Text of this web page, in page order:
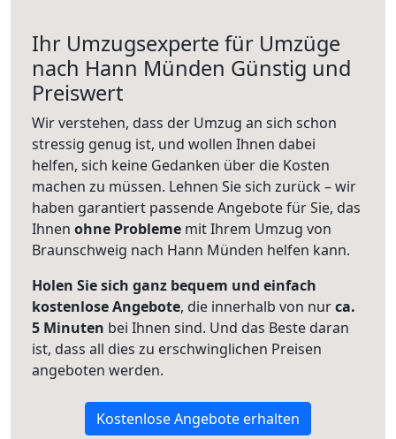
Ihr Umzugsexperte für Umzüge
nach Hann Münden Günstig und
Preiswert
Wir verstehen, dass der Umzug an sich schon
stressig genug ist, und wollen Ihnen dabei
helfen, sich keine Gedanken über die Kosten
machen zu müssen. Lehnen Sie sich zurück – wir
haben garantiert passende Angebote für Sie, das
Ihnen ohne Probleme mit Ihrem Umzug von
Braunschweig nach Hann Münden helfen kann.
Holen Sie sich ganz bequem und einfach
kostenlose Angebote, die innerhalb von nurca.
5 Minuten bei Ihnen sind. Und das Beste daran
ist, dass all dies zu erschwinglichen Preisen
angeboten werden.
Kostenlose Angebote erhalten